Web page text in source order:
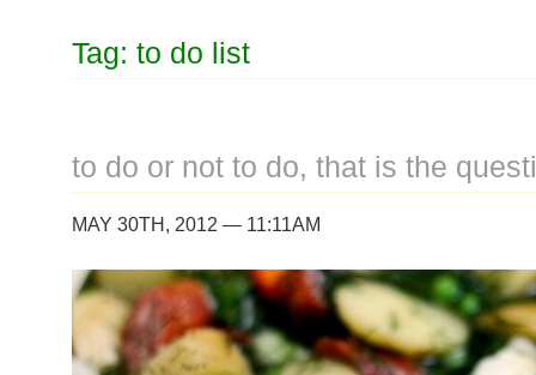
Tag: to do list
to do or not to do, that is the
MAY 30TH, 2012 — 11:11AM